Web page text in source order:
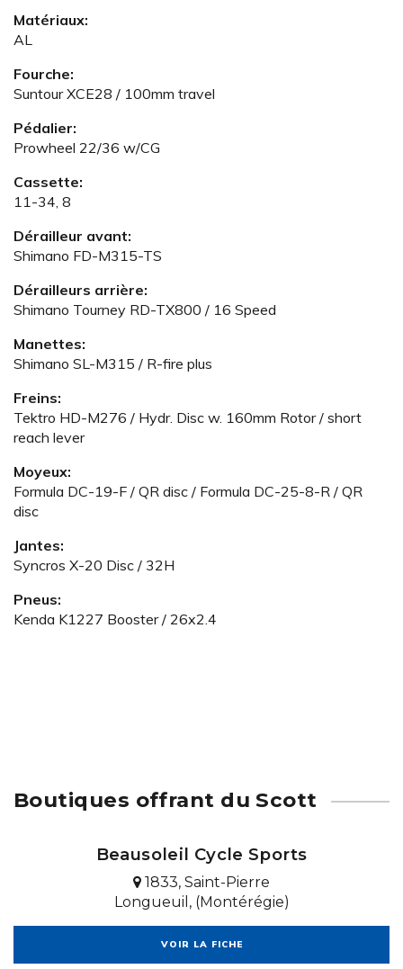
Matériaux:
AL
Fourche:
Suntour XCE28 / 100mm travel
Pédalier:
Prowheel 22/36 w/CG
Cassette:
11-34, 8
Dérailleur avant:
Shimano FD-M315-TS
Dérailleurs arrière:
Shimano Tourney RD-TX800 / 16 Speed
Manettes:
Shimano SL-M315 / R-fire plus
Freins:
Tektro HD-M276 / Hydr. Disc w. 160mm Rotor / short
reach lever
Moyeux:
Formula DC-19-F / QR disc / Formula DC-25-8-R / QR
disc
Jantes:
Syncros X-20 Disc / 32H
Pneus:
Kenda K1227 Booster / 26x2.4
Boutiques offrant du Scott
Beausoleil Cycle Sports
1833, Saint-Pierre
Longueuil, (Montérégie)
VOIR LA FICHE